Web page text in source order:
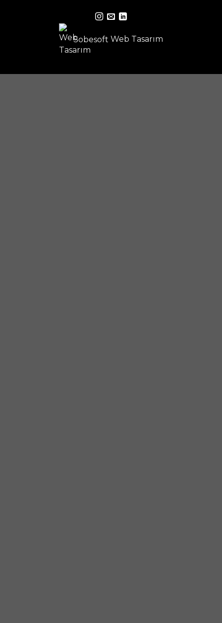
Sobesoft Web Tasarım